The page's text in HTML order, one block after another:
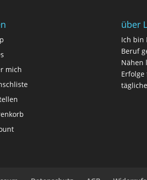
mich
über
Ich bin
Beruf
Nähen